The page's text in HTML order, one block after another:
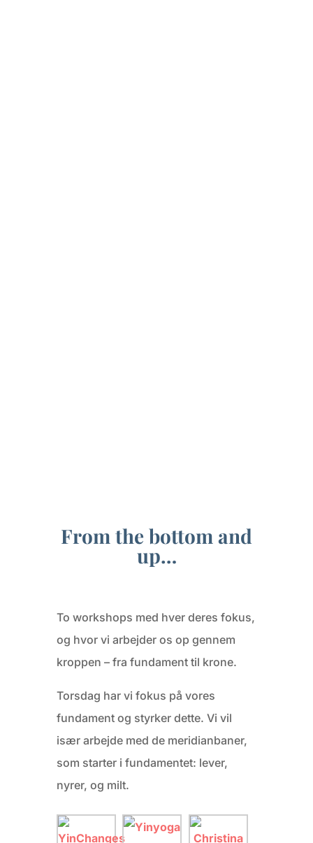
From the bottom and
up…
To workshops med hver deres fokus,
og hvor vi arbejder os op gennem
kroppen – fra fundament til krone.
Torsdag har vi fokus på vores
fundament og styrker dette. Vi vil
især arbejde med de meridianbaner,
som starter i fundamentet: lever,
nyrer, og milt.